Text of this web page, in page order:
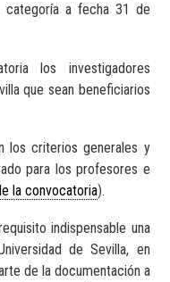
categoría a fecha 31 de
los investigadores
que sean beneficiarios
los criterios generales y
para los profesores e
la convocatoria).
indispensable una
de Sevilla, en
de la documentación a